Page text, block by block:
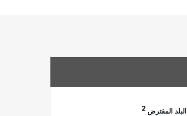
البلد المقترض 2